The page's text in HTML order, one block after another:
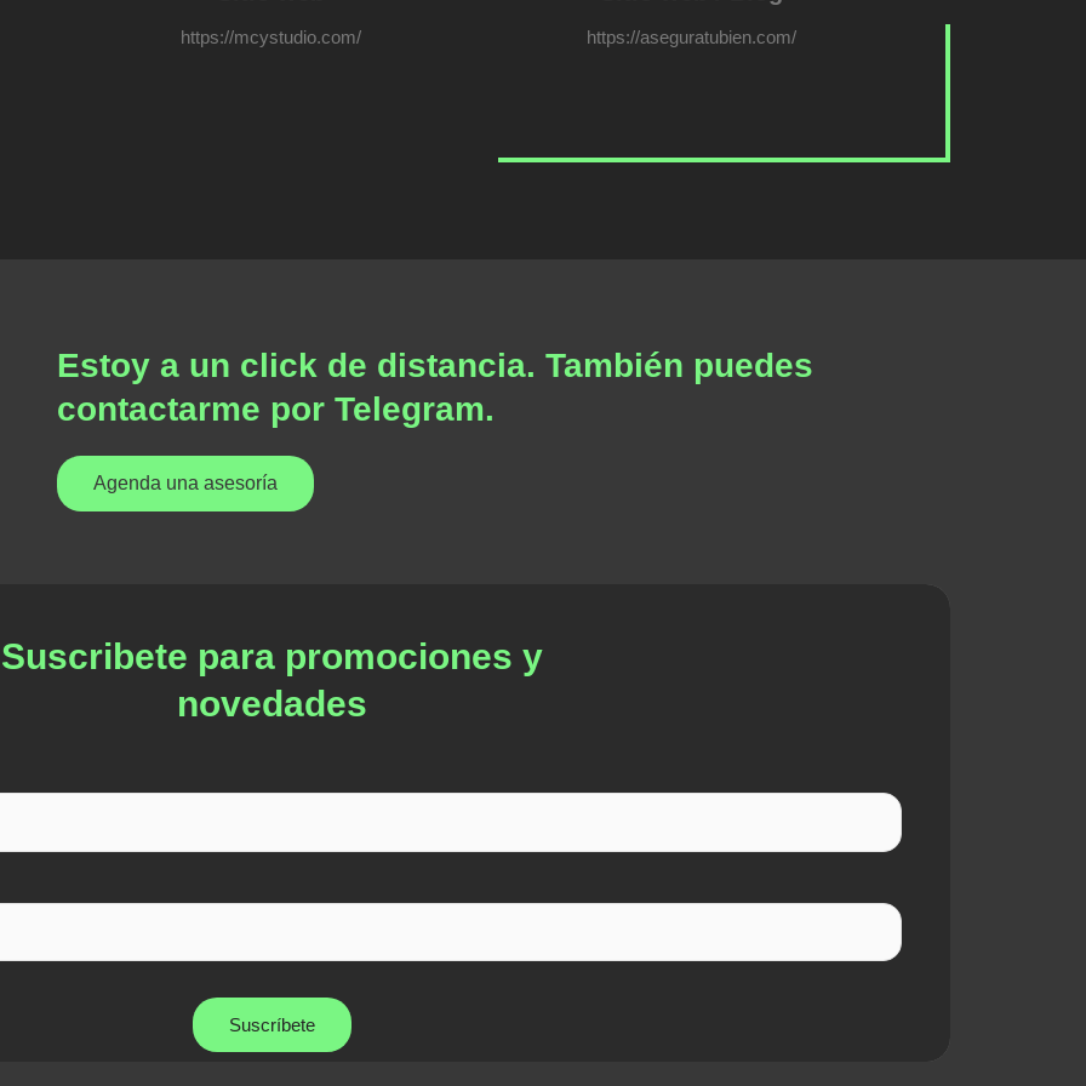
https://mcystudio.com/ https://aseguratubien.com/
Estoy a un click de distancia. También puedes
contactarme por Telegram.
Agenda una asesoría
Suscribete para promociones y
novedades